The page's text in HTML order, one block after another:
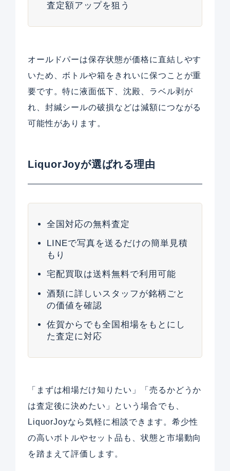
査定額アップを狙う
オールドパーは保存状態が価格に直結しやす
いため、ボトルや箱をきれいに保つことが重
要です。特に液面低下、沈殿、ラベル剥が
れ、封緘シールの破損などは減額につながる
可能性があります。
LiquorJoyが選ばれる理由
全国対応の無料査定
LINEで写真を送るだけの簡単見積
もり
宅配買取は送料無料で利用可能
酒類に詳しいスタッフが銘柄ごと
の価値を確認
佐賀からでも全国相場をもとにし
た査定に対応
「まずは相場だけ知りたい」「売るかどうか
は査定後に決めたい」という場合でも、
LiquorJoyなら気軽に相談できます。希少性
の高いボトルやセット品も、状態と市場動向
を踏まえて評価します。